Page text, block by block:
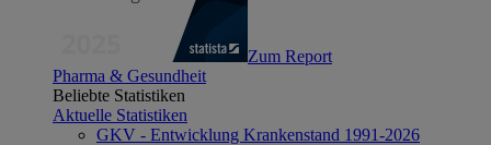
Zum Report
Pharma & Gesundheit
Beliebte Statistiken
Aktuelle Statistiken
GKV - Entwicklung Krankenstand 1991-2026